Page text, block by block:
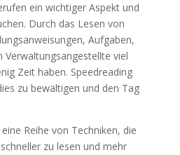
ein wichtiger Aspekt und
Durch das Lesen von
Aufgaben,
Verwaltungsangestellte viel
Zeit haben. Speedreading
zu bewältigen und den Tag
Reihe von Techniken, die
zu lesen und mehr